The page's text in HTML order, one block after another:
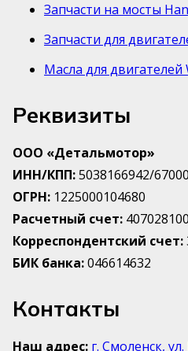
Запчасти на мосты
Запчасти для
Масла для двигателей
Реквизиты
ООО «Детальмотор»
ИНН/КПП:5038166942/
ОГРН: 1225000104680
Расчетный счет:
Корреспондентский счет:
БИК банка:046614632
Контакты
Наш адрес: г. Смоленск,